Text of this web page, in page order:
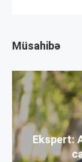
Müsahibə
Ekspert: